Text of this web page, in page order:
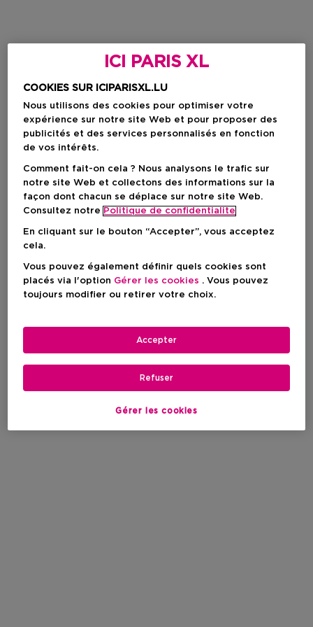
ICI PARIS XL
COOKIES SUR ICIPARISXL.LU
Nous utilisons des cookies pour optimiser votre
expérience sur notre site Web et pour proposer des
publicités et des services personnalisés en fonction
de vos intérêts.
Comment fait-on cela ? Nous analysons le trafic sur
notre site Web et collectons des informations sur la
façon dont chacun se déplace sur notre site Web.
Consultez notre Politique de confidentialite
En cliquant sur le bouton “Accepter”, vous acceptez
cela.
Vous pouvez également définir quels cookies sont
placés via l'option Gérer les cookies . Vous pouvez
toujours modifier ou retirer votre choix.
Gérer les cookies
Refuser
Accepter